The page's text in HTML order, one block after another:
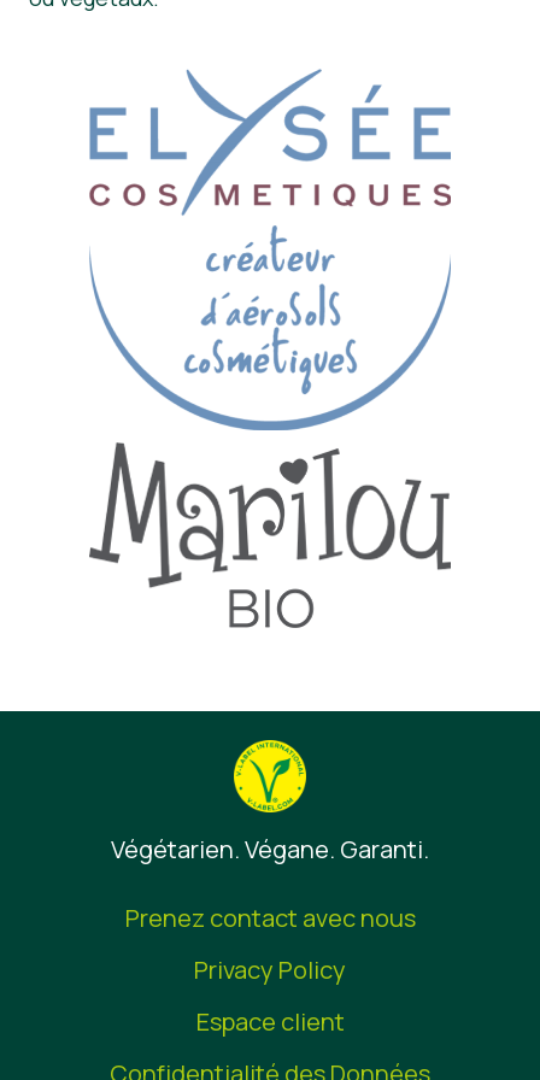
Matériel de presse
Végétarien. Végane. Garanti.
Prenez contact avec nous
Privacy Policy
Espace client
Confidentialité des Données